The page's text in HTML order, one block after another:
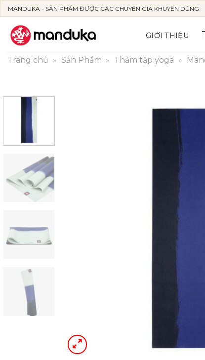
Skip
to
content
MANDUKA - SẢN PHẨM ĐƯỢC CÁC CHUYÊN GIA KHUYÊN DÙNG
GIỚI THIỆU
Trang chủ » Sản Phẩm » Thảm tập yoga »